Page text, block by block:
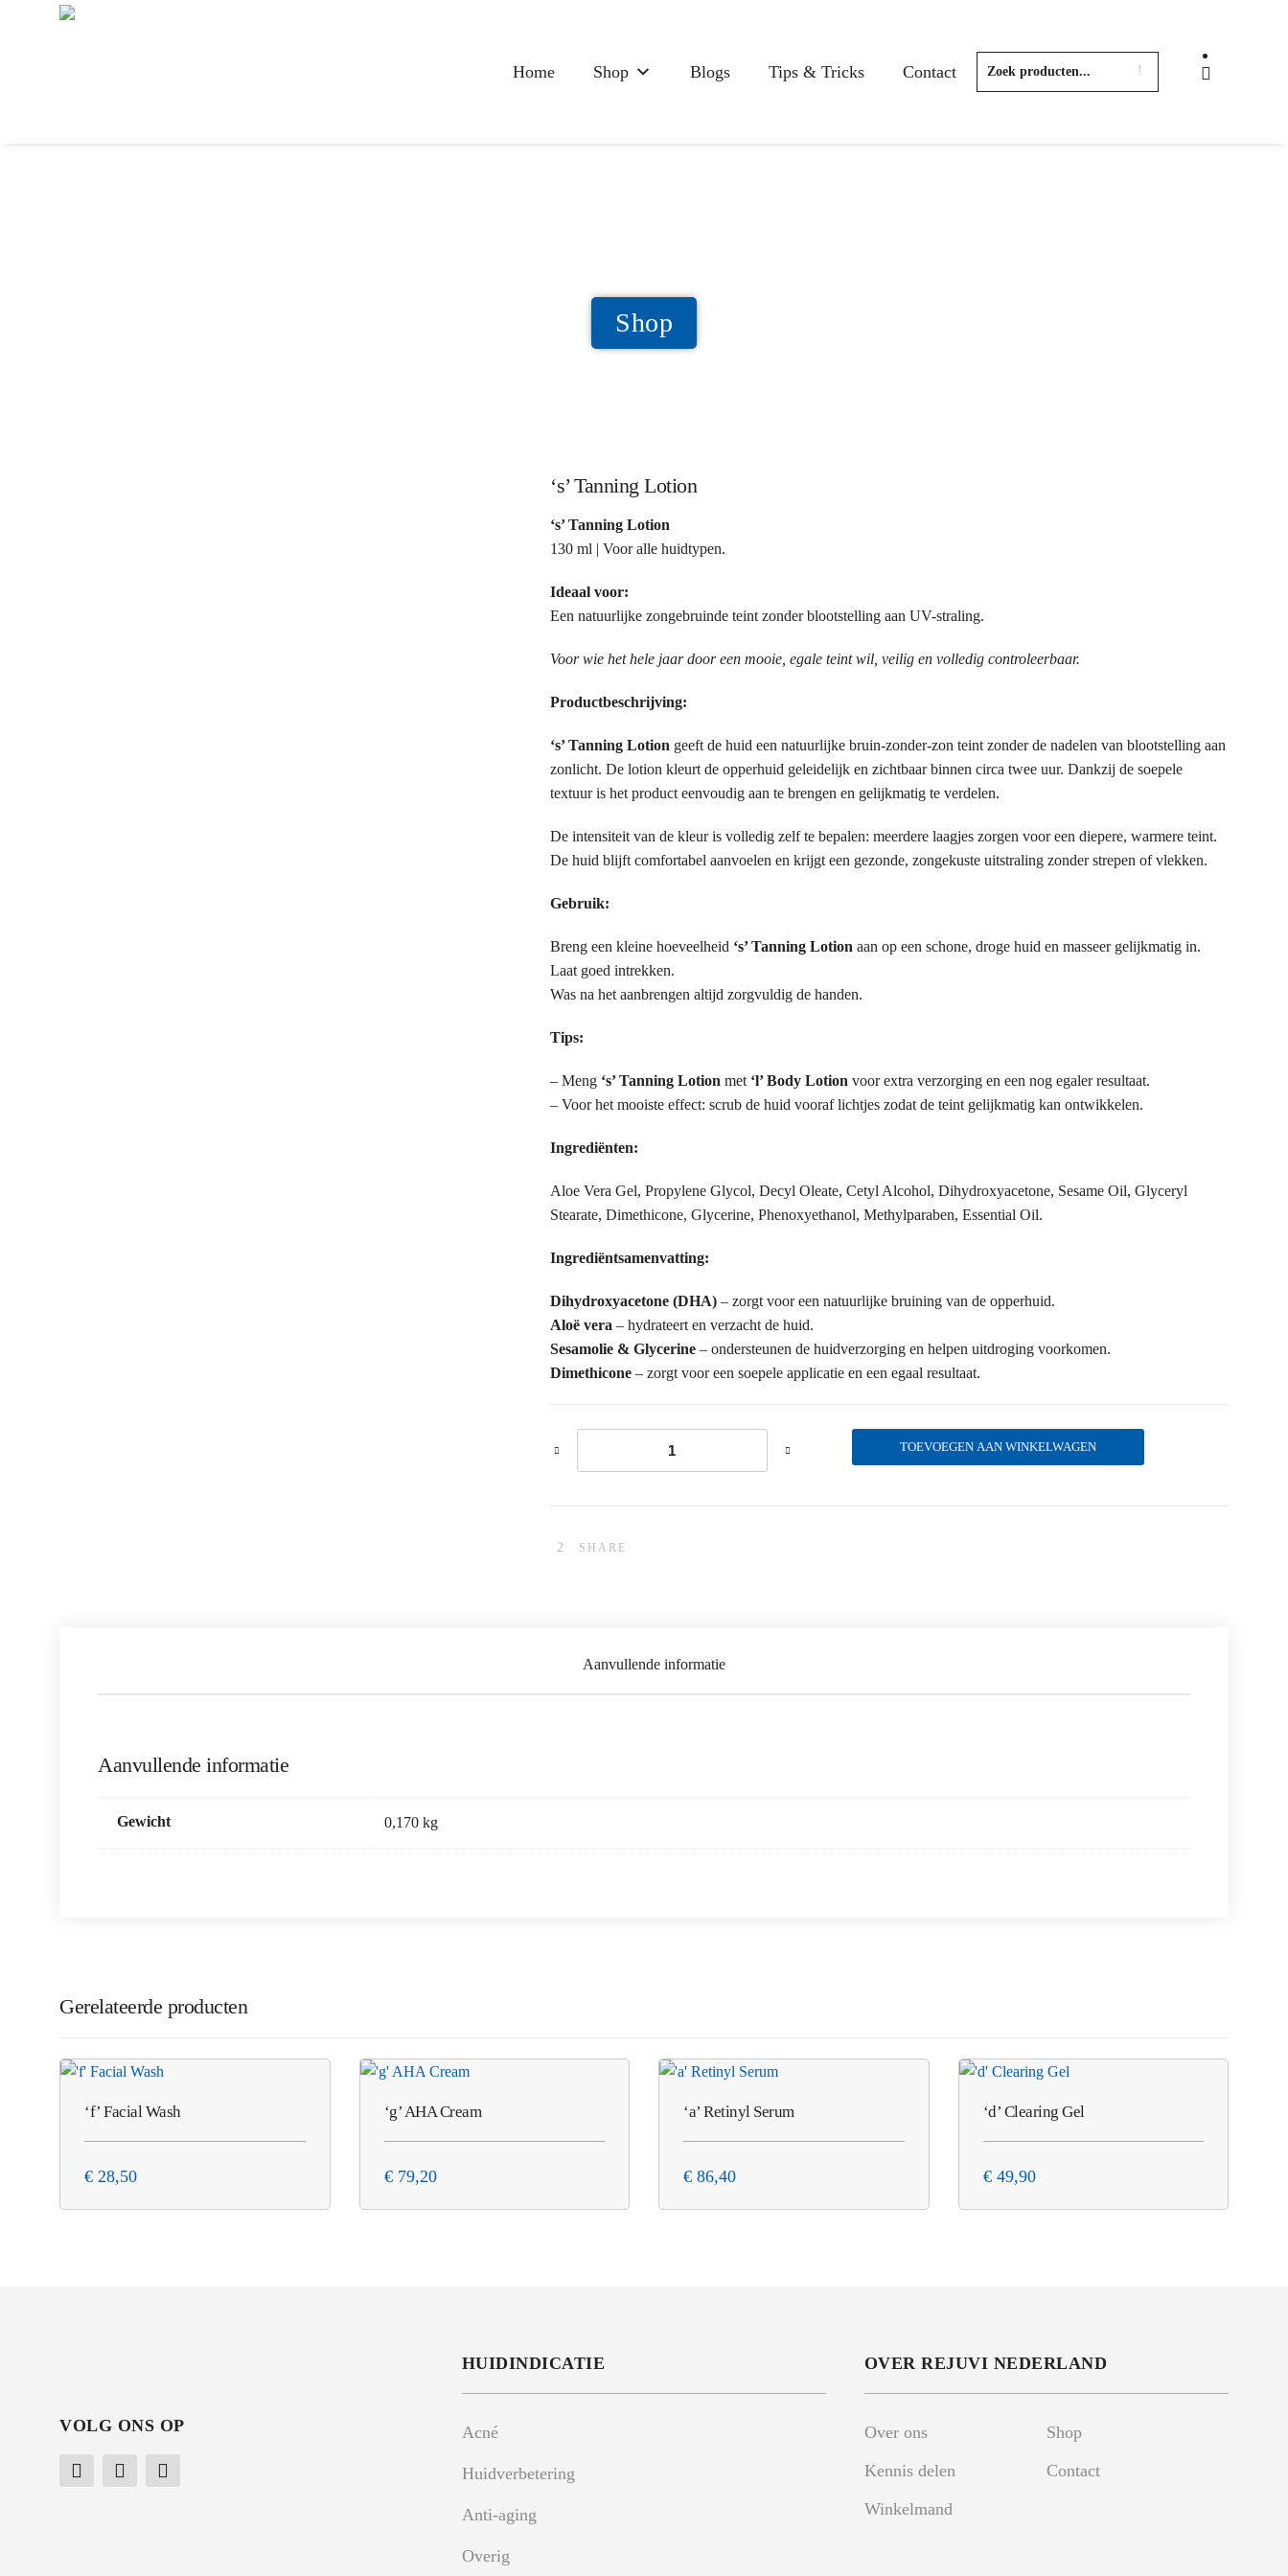
Home Shop Blogs Tips & Tricks Contact
Shop
‘s’ Tanning Lotion
‘s’ Tanning Lotion
130 ml | Voor alle huidtypen.
Ideaal voor:
Een natuurlijke zongebruinde teint zonder blootstelling aan UV-straling.
Voor wie het hele jaar door een mooie, egale teint wil, veilig en volledig controleerbaar.
Productbeschrijving:
‘s’ Tanning Lotion geeft de huid een natuurlijke bruin-zonder-zon teint zonder de nadelen van blootstelling aan
zonlicht. De lotion kleurt de opperhuid geleidelijk en zichtbaar binnen circa twee uur. Dankzij de soepele
textuur is het product eenvoudig aan te brengen en gelijkmatig te verdelen.
De intensiteit van de kleur is volledig zelf te bepalen: meerdere laagjes zorgen voor een diepere, warmere teint.
De huid blijft comfortabel aanvoelen en krijgt een gezonde, zongekuste uitstraling zonder strepen of vlekken.
Gebruik:
Breng een kleine hoeveelheid ‘s’ Tanning Lotion aan op een schone, droge huid en masseer gelijkmatig in.
Laat goed intrekken.
Was na het aanbrengen altijd zorgvuldig de handen.
Tips:
– Meng ‘s’ Tanning Lotion met ‘l’ Body Lotion voor extra verzorging en een nog egaler resultaat.
– Voor het mooiste effect: scrub de huid vooraf lichtjes zodat de teint gelijkmatig kan ontwikkelen.
Ingrediënten:
Aloe Vera Gel, Propylene Glycol, Decyl Oleate, Cetyl Alcohol, Dihydroxyacetone, Sesame Oil, Glyceryl
Stearate, Dimethicone, Glycerine, Phenoxyethanol, Methylparaben, Essential Oil.
Ingrediëntsamenvatting:
Dihydroxyacetone (DHA) – zorgt voor een natuurlijke bruining van de opperhuid.
Aloë vera – hydrateert en verzacht de huid.
Sesamolie & Glycerine – ondersteunen de huidverzorging en helpen uitdroging voorkomen.
Dimethicone – zorgt voor een soepele applicatie en een egaal resultaat.
TOEVOEGEN AAN WINKELWAGEN
SHARE
Aanvullende informatie
Aanvullende informatie
Gewicht 0,170 kg
Gerelateerde producten
‘f’ Facial Wash
€ 28,50
‘g’ AHA Cream
€79,20
‘a’ Retinyl Serum
€ 86,40
‘d’ Clearing Gel
€49,90
VOLG ONS OP
HUIDINDICATIE
Acné
Huidverbetering
Anti-aging
Overig
OVER REJUVI NEDERLAND
Over ons
Shop
Kennis delen
Contact
Winkelmand